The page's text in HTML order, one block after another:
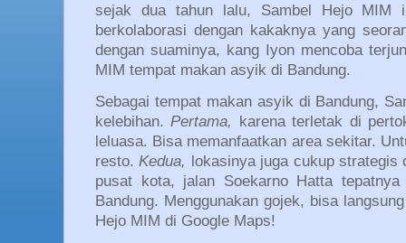
sejak dua tahun lalu, Sambel Hejo MIM
berkolaborasi dengan kakaknya yang
dengan suaminya, kang Iyon mencoba
MIM tempat makan asyik di Bandung.
Sebagai tempat makan asyik di Bandung,
kelebihan.Pertama, karena terletak di
leluasa. Bisa memanfaatkan area sekitar.
resto.Kedua, lokasinya juga cukup strategis
pusat kota, jalan Soekarno Hatta
Bandung. Menggunakan gojek, bisa
Hejo MIM di Google Maps!